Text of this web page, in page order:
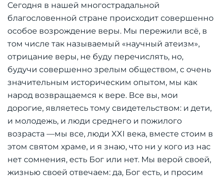
Сегодня в нашей многострадальной
благословенной стране происходит совершенно
особое возрождение веры. Мы пережили всё, в
том числе так называемый «научный атеизм»,
отрицание веры, не буду перечислять, но,
будучи совершенно зрелым обществом, с очень
значительным историческим опытом, мы как
народ возвращаемся к вере. Все вы, мои
дорогие, являетесь тому свидетельством: и дети,
и молодежь, и люди среднего и пожилого
возраста —мы все, люди XXI века, вместе стоим в
этом святом храме, и я знаю, что ни у кого из нас
нет сомнения, есть Бог или нет. Мы верой своей,
жизнью своей отвечаем: да, Бог есть, и просим